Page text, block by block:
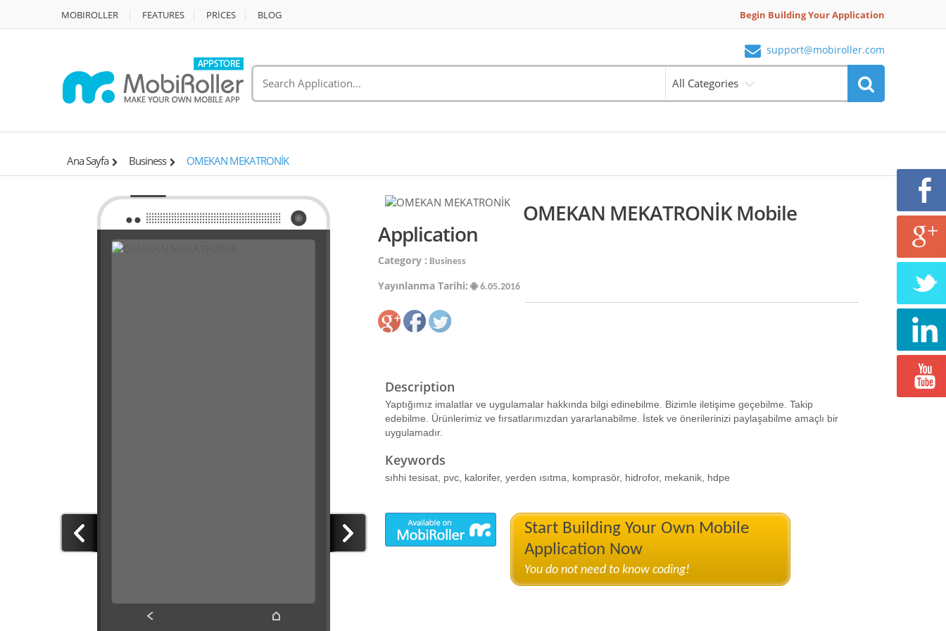
MOBIROLLER FEATURES PRİCES BLOG Begin Building Your Application
support@mobiroller.com
All Categories
Ana Sayfa Business OMEKAN MEKATRONİK
OMEKAN MEKATRONİK Mobile
Application
Category : Business
Yayınlanma Tarihi: 6.05.2016
Description
Yaptığımız imalatlar ve uygulamalar hakkında bilgi edinebilme. Bizimle iletişime geçebilme. Takip
edebilme. Ürünlerimiz ve fırsatlarımızdan yararlanabilme. İstek ve önerilerinizi paylaşabilme amaçlı bir
uygulamadır.
Keywords
sıhhi tesisat, pvc, kalorifer, yerden ısıtma, komprasör, hidrofor, mekanik, hdpe
Start Building Your Own Mobile
Application Now
You do not need to know coding!